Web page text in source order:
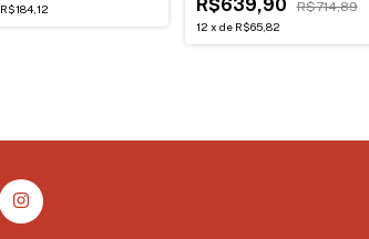
R$184,12 R$639,90 R$714,89
12 x de R$65,82